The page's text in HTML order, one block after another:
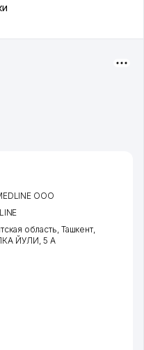
ООО
область Ташкент
ЙУЛИ , 5 А